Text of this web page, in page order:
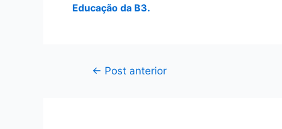
Educação da B3.
Navegação
← Post anterior